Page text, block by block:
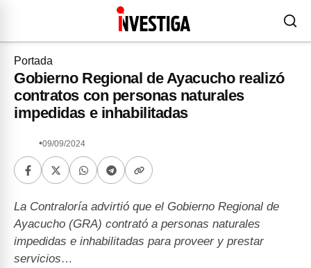
Portada
Gobierno Regional de Ayacucho realizó
contratos con personas naturales
impedidas e inhabilitadas
•09/09/2024
La Contraloría advirtió que el Gobierno Regional de
Ayacucho (GRA) contrató a personas naturales
impedidas e inhabilitadas para proveer y prestar
servicios…